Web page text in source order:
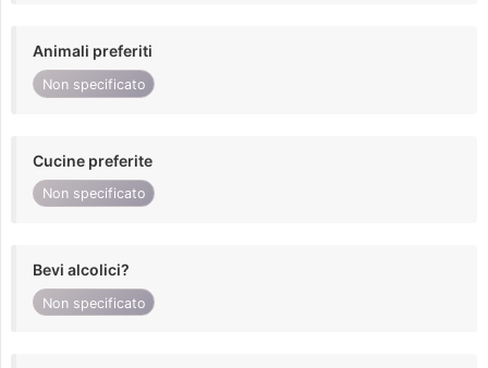
Animali preferiti
Non specificato
Cucine preferite
Non specificato
Bevi alcolici?
Non specificato